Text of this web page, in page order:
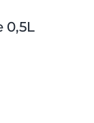
0,5L